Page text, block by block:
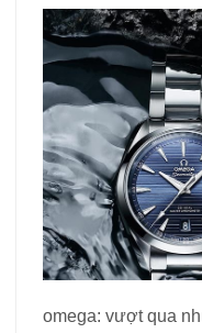
omega: vượt qua